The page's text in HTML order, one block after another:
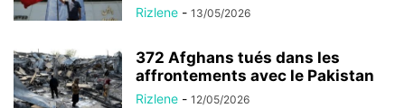
Rizlene - 13/05/2026
372 Afghans tués dans les
affrontements avec le Pakistan
Rizlene - 12/05/2026